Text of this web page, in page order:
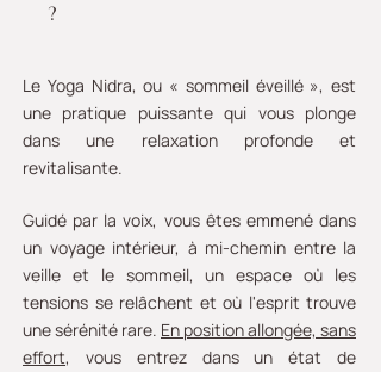
?
Le Yoga Nidra, ou « sommeil éveillé », est
une pratique puissante qui vous plonge
dans une relaxation profonde et
revitalisante.
Guidé par la voix, vous êtes emmené dans
un voyage intérieur, à mi-chemin entre la
veille et le sommeil, un espace où les
tensions se relâchent et où l'esprit trouve
une sérénité rare. En position allongée, sans
effort, vous entrez dans un état de